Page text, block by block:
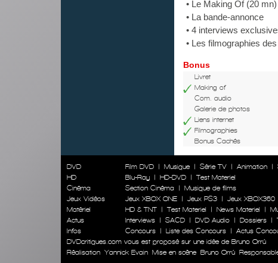
• Le Making Of (20 mn)
• La bande-annonce
• 4 interviews
• Les filmographies
Bonus
Livret
Making of
Com. audio
Galerie de photos
Liens internet
Filmographies
Bonus Cachés
DVD
HD
Cinéma
Jeux Vidéos
Matériel
Actus
Infos
Film DVD | Musique | Série TV | Animation |
Blu-Ray
| HD-DVD |
Test Materiel
Section Cinéma
|
Musique de films
Jeux XBOX ONE
| Jeux PS3 | Jeux XBOX360
HD & TNT
| Test Materiel | News Materiel |
Interviews
| SACD | DVD Audio | Dossiers |
Concours
| Liste des Concours | Actus
DVDcritiques.com vous est proposé sur une idée de Bruno Orrú
Réalisation Yannick Evain Mise en scène Bruno Orrú